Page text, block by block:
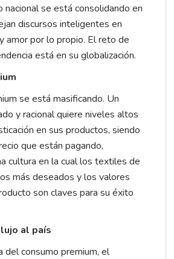
nacional se está consolidando en
discursos inteligentes en
amor por lo propio. El reto de
está en su globalización.
se está masificando. Un
y racional quiere niveles altos
en sus productos, siendo
que están pagando,
cultura en la cual los textiles de
más deseados y los valores
son claves para su éxito
al país
del consumo premium, el